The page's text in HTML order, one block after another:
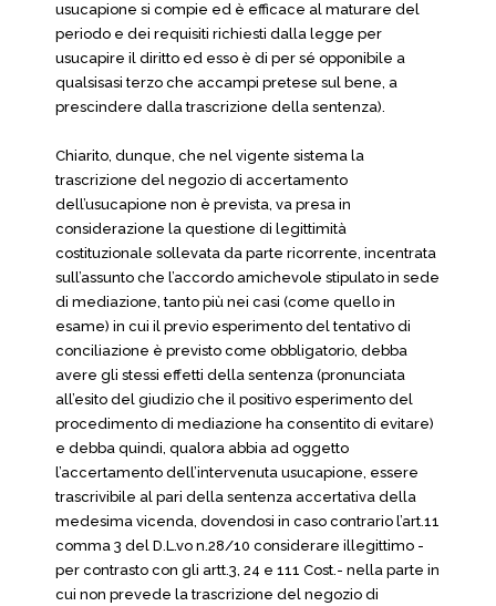
usucapione si compie ed è efficace al maturare del
periodo e dei requisiti richiesti dalla legge per
usucapire il diritto ed esso è di per sé opponibile a
qualsisasi terzo che accampi pretese sul bene, a
prescindere dalla trascrizione della sentenza).
Chiarito, dunque, che nel vigente sistema la
trascrizione del negozio di accertamento
dell’usucapione non è prevista, va presa in
considerazione la questione di legittimità
costituzionale sollevata da parte ricorrente, incentrata
sull’assunto che l’accordo amichevole stipulato in sede
di mediazione, tanto più nei casi (come quello in
esame) in cui il previo esperimento del tentativo di
conciliazione è previsto come obbligatorio, debba
avere gli stessi effetti della sentenza (pronunciata
all’esito del giudizio che il positivo esperimento del
procedimento di mediazione ha consentito di evitare)
e debba quindi, qualora abbia ad oggetto
l’accertamento dell’intervenuta usucapione, essere
trascrivibile al pari della sentenza accertativa della
medesima vicenda, dovendosi in caso contrario l’art.11
comma 3 del D.L.vo n.28/10 considerare illegittimo -
per contrasto con gli artt.3, 24 e 111 Cost.- nella parte in
cui non prevede la trascrizione del negozio di